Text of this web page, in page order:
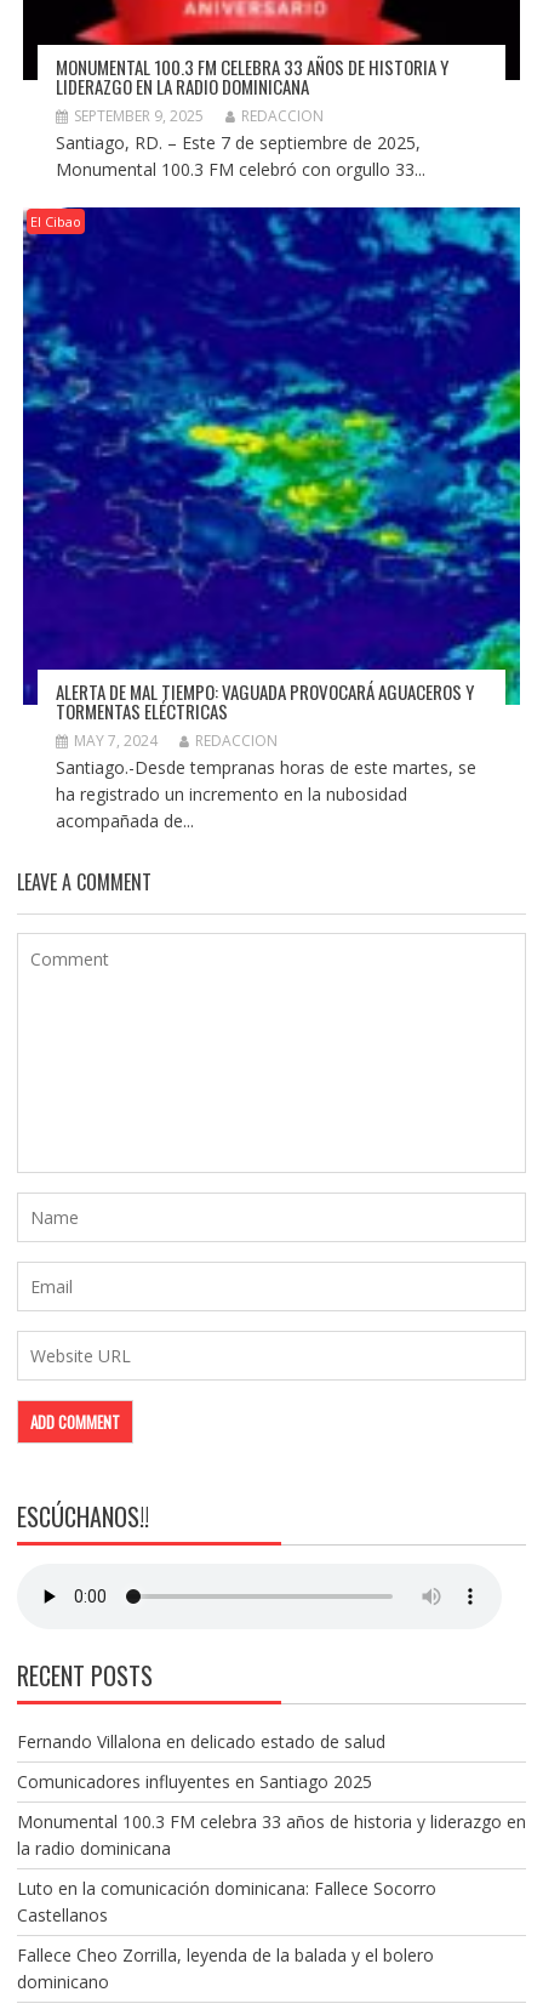
MONUMENTAL 100.3 FM CELEBRA 33 AÑOS DE HISTORIA Y
LIDERAZGO EN LA RADIO DOMINICANA
SEPTEMBER 9, 2025 REDACCION
Santiago, RD. – Este 7 de septiembre de 2025,
Monumental 100.3 FM celebró con orgullo 33...
El Cibao
ALERTA DE MAL TIEMPO: VAGUADA PROVOCARÁ AGUACEROS Y
TORMENTAS ELÉCTRICAS
MAY 7, 2024 REDACCION
Santiago.-Desde tempranas horas de este martes, se
ha registrado un incremento en la nubosidad
acompañada de...
LEAVE A COMMENT
ESCÚCHANOS!!
RECENT POSTS
Fernando Villalona en delicado estado de salud
Comunicadores influyentes en Santiago 2025
Monumental 100.3 FM celebra 33 años de historia y liderazgo en
la radio dominicana
Luto en la comunicación dominicana: Fallece Socorro
Castellanos
Fallece Cheo Zorrilla, leyenda de la balada y el bolero
dominicano